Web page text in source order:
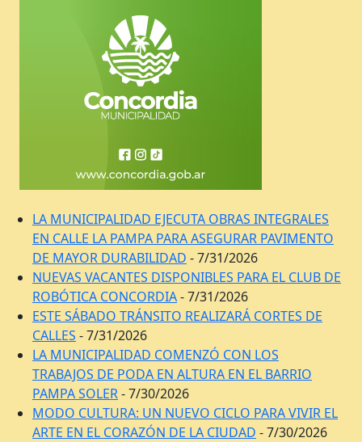
LA MUNICIPALIDAD EJECUTA OBRAS INTEGRALES
EN CALLE LA PAMPA PARA ASEGURAR PAVIMENTO
DE MAYOR DURABILIDAD - 7/31/2026
NUEVAS VACANTES DISPONIBLES PARA EL CLUB DE
ROBÓTICA CONCORDIA- 7/31/2026
ESTE SÁBADO TRÁNSITO REALIZARÁ CORTES DE
CALLES - 7/31/2026
LA MUNICIPALIDAD COMENZÓ CON LOS
TRABAJOS DE PODA EN ALTURA EN EL BARRIO
PAMPA SOLER- 7/30/2026
MODO CULTURA: UN NUEVO CICLO PARA VIVIR EL
ARTE EN EL CORAZÓN DE LA CIUDAD - 7/30/2026